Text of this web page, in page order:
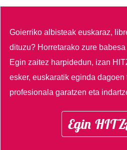
Goierriko albisteak euskaraz,
dituzu? Horretarako zure
Egin zaitez harpidedun, izan
esker, euskaratik eginda
profesionala garatzen eta
Egin